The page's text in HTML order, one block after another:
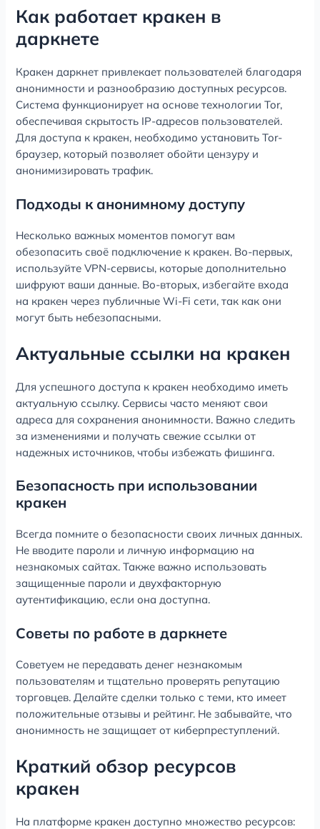
Как работает кракен в
даркнете
Кракен даркнет привлекает пользователей благодаря
анонимности и разнообразию доступных ресурсов.
Система функционирует на основе технологии Tor,
обеспечивая скрытость IP-адресов пользователей.
Для доступа к кракен, необходимо установить Tor-
браузер, который позволяет обойти цензуру и
анонимизировать трафик.
Подходы к анонимному доступу
Несколько важных моментов помогут вам
обезопасить своё подключение к кракен. Во-первых,
используйте VPN-сервисы, которые дополнительно
шифруют ваши данные. Во-вторых, избегайте входа
на кракен через публичные Wi-Fi сети, так как они
могут быть небезопасными.
Актуальные ссылки на кракен
Для успешного доступа к кракен необходимо иметь
актуальную ссылку. Сервисы часто меняют свои
адреса для сохранения анонимности. Важно следить
за изменениями и получать свежие ссылки от
надежных источников, чтобы избежать фишинга.
Безопасность при использовании
кракен
Всегда помните о безопасности своих личных данных.
Не вводите пароли и личную информацию на
незнакомых сайтах. Также важно использовать
защищенные пароли и двухфакторную
аутентификацию, если она доступна.
Советы по работе в даркнете
Советуем не передавать денег незнакомым
пользователям и тщательно проверять репутацию
торговцев. Делайте сделки только с теми, кто имеет
положительные отзывы и рейтинг. Не забывайте, что
анонимность не защищает от киберпреступлений.
Краткий обзор ресурсов
кракен
На платформе кракен доступно множество ресурсов: